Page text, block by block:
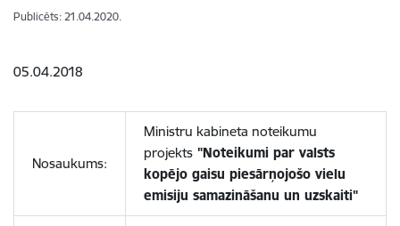
Publicēts: 21.04.2020.
05.04.2018
Nosaukums:
Ministru kabineta noteikumu
projekts "Noteikumi par valsts
kopējo gaisu piesārņojošo vielu
emisiju samazināšanu un uzskaiti"